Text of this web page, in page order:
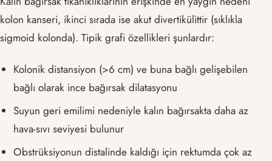
kolon kanseri, ikinci sırada ise akut divertikülittir (sıklıkla
sigmoid kolonda). Tipik grafi özellikleri şunlardır:
Kolonik distansiyon (>6 cm) ve buna bağlı gelişebilen
bağlı olarak ince bağırsak dilatasyonu
Suyun geri emilimi nedeniyle kalın bağırsakta daha az
hava-sıvı seviyesi bulunur
Obstrüksiyonun distalinde kaldığı için rektumda çok az